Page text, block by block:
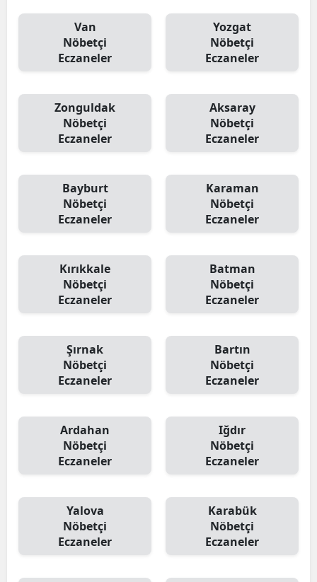
Van
Nöbetçi
Eczaneler
Yozgat
Nöbetçi
Eczaneler
Zonguldak
Nöbetçi
Eczaneler
Aksaray
Nöbetçi
Eczaneler
Bayburt
Nöbetçi
Eczaneler
Karaman
Nöbetçi
Eczaneler
Kırıkkale
Nöbetçi
Eczaneler
Batman
Nöbetçi
Eczaneler
Şırnak
Nöbetçi
Eczaneler
Bartın
Nöbetçi
Eczaneler
Ardahan
Nöbetçi
Eczaneler
Iğdır
Nöbetçi
Eczaneler
Yalova
Nöbetçi
Eczaneler
Karabük
Nöbetçi
Eczaneler